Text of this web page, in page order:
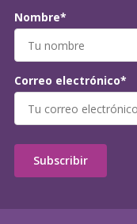
Nombre*
Correo electrónico*
Subscribir